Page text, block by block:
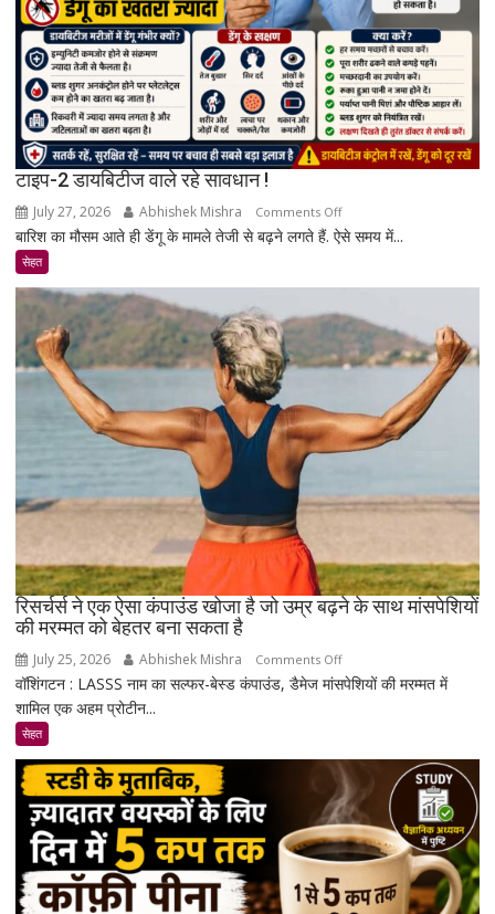
रिसर्च
की
पूरी
सच्चाई
टाइप-2 डायबिटीज वाले रहे सावधान !
July 27, 2026 Abhishek Mishra Comments Offon
टाइप-2
वाले
सावधान
!
बारिश का मौसम आते ही डेंगू के मामले तेजी से बढ़ने लगते हैं. ऐसे समय में...
सेहत
रिसर्चर्स ने एक ऐसा कंपाउंड खोजा है जो उम्र बढ़ने के साथ मांसपेशियों
की मरम्मत को बेहतर बना सकता है
July 25, 2026 Abhishek Mishra Comments Offon
रिसर्चर्स
ऐसा
कंपाउंड
खोजा
है
जो
बढ़ने
वॉशिंगटन : LASSS नाम का सल्फर-बेस्ड कंपाउंड, डैमेज मांसपेशियों की मरम्मत में
शामिल एक अहम प्रोटीन...
सेहत